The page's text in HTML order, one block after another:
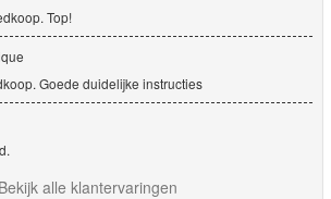
Top!
Goede duidelijke instructies
Bekijk alle klantervaringen